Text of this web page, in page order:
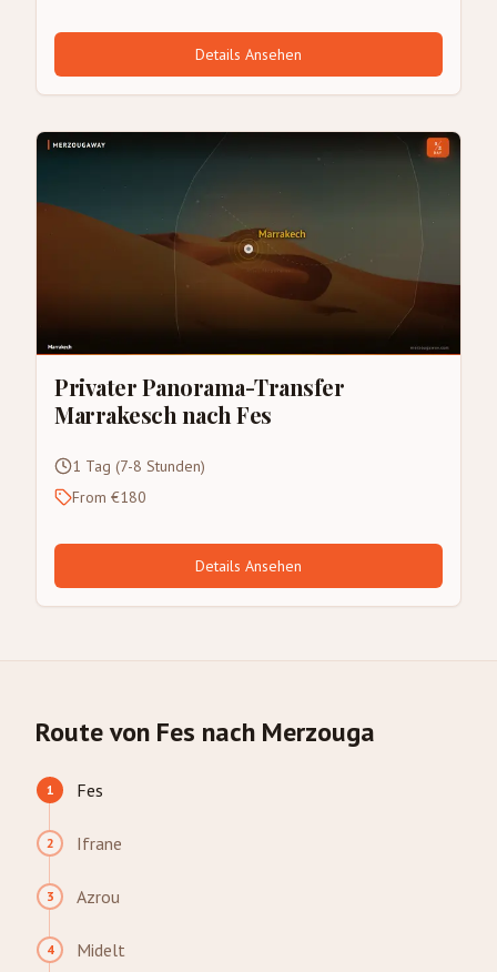
Details Ansehen
Privater Panorama-Transfer
Marrakesch nach Fes
1 Tag (7-8 Stunden)
From €180
Details Ansehen
Route von Fes nach Merzouga
1 Fes
2 Ifrane
3 Azrou
4 Midelt